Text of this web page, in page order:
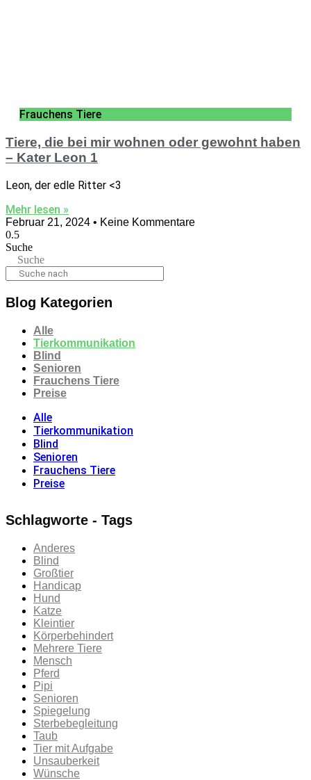
Frauchens Tiere
Tiere, die bei mir wohnen oder gewohnt haben
– Kater Leon 1
Leon, der edle Ritter <3
Mehr lesen »
Februar 21, 2024 Keine Kommentare
Suche
Suche
Blog Kategorien
Alle
Tierkommunikation
Blind
Senioren
Frauchens Tiere
Preise
Alle
Tierkommunikation
Blind
Senioren
Frauchens Tiere
Preise
Schlagworte - Tags
Anderes
Blind
Großtier
Handicap
Hund
Katze
Kleintier
Körperbehindert
Mehrere Tiere
Mensch
Pferd
Pipi
Senioren
Spiegelung
Sterbebegleitung
Taub
Tier mit Aufgabe
Unsauberkeit
Wünsche